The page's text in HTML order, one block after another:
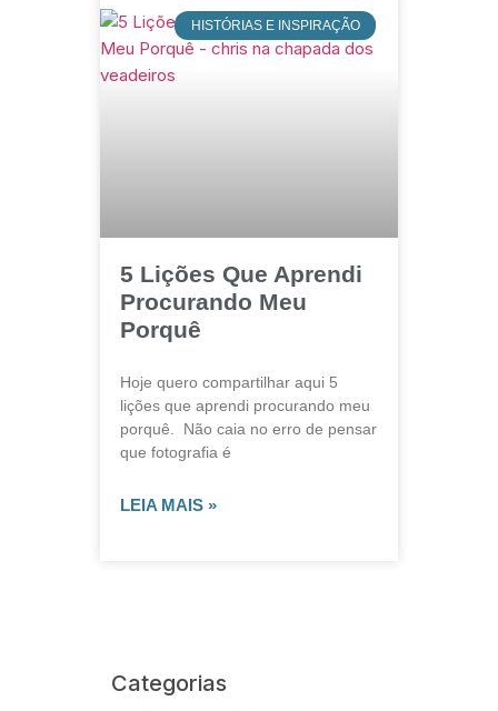
HISTÓRIAS E INSPIRAÇÃO
5 Lições Que Aprendi
Procurando Meu
Porquê
Hoje quero compartilhar aqui 5
lições que aprendi procurando meu
porquê. Não caia no erro de pensar
que fotografia é
LEIA MAIS »
Categorias